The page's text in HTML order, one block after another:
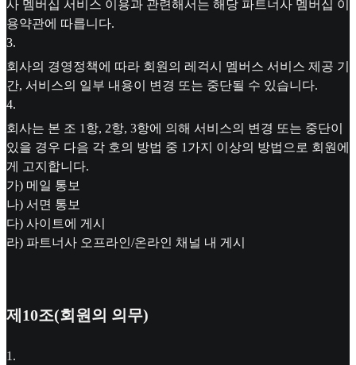
사 멤버십 서비스 이용과 관련해서는 해당 파트너사 멤버십 이
용약관에 따릅니다.
3.
회사의 경영정책에 따라 회원의 레걱시 멤버스 서비스 제공 기
간, 서비스의 일부 내용이 변경 또는 중단될 수 있습니다.
4.
회사는 본 조 1항, 2항, 3항에 의해 서비스의 변경 또는 중단이
있을 경우 다음 각 호의 방법 중 1가지 이상의 방법으로 회원에
게 고지합니다.
가) 메일 통보
나) 서면 통보
다) 사이트에 게시
라) 파트너사 오프라인/온라인 채널 내 게시
제10조(회원의 의무)
1 .